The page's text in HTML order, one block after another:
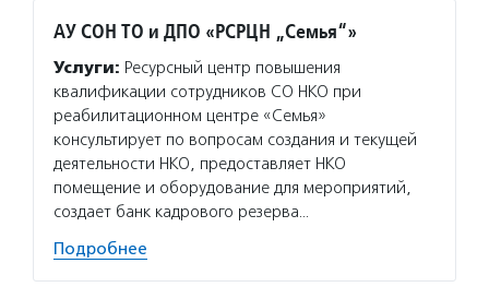
АУ СОН ТО и ДПО «РСРЦН „Семья“»
Услуги: Ресурсный центр повышения
квалификации сотрудников СО НКО при
реабилитационном центре «Семья»
консультирует по вопросам создания и текущей
деятельности НКО, предоставляет НКО
помещение и оборудование для мероприятий,
создает банк кадрового резерва…
Подробнее